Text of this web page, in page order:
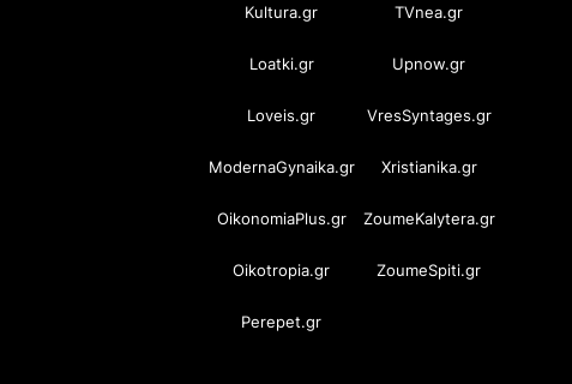
Kultura.gr TVnea.gr
Loatki.gr Upnow.gr
Loveis.gr VresSyntages.gr
ModernaGynaika.gr Xristianika.gr
OikonomiaPlus.gr ZoumeKalytera.gr
Oikotropia.gr ZoumeSpiti.gr
Perepet.gr